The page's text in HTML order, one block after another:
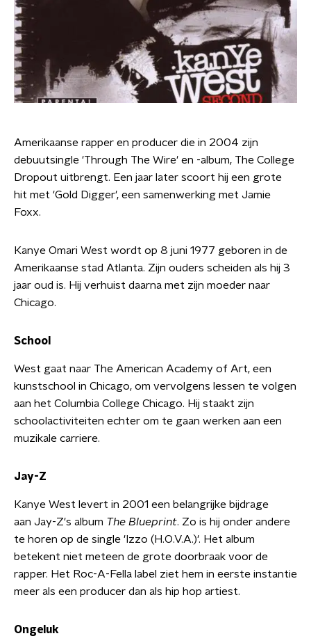
Amerikaanse rapper en producer die in 2004 zijn
debuutsingle 'Through The Wire' en -album, The College
Dropout uitbrengt. Een jaar later scoort hij een grote
hit met 'Gold Digger', een samenwerking met Jamie
Foxx.
Kanye Omari West wordt op 8 juni 1977 geboren in de
Amerikaanse stad Atlanta. Zijn ouders scheiden als hij 3
jaar oud is. Hij verhuist daarna met zijn moeder naar
Chicago.
School
West gaat naar The American Academy of Art, een
kunstschool in Chicago, om vervolgens lessen te volgen
aan het Columbia College Chicago. Hij staakt zijn
schoolactiviteiten echter om te gaan werken aan een
muzikale carriere.
Jay-Z
Kanye West levert in 2001 een belangrijke bijdrage
aan Jay-Z's album The Blueprint. Zo is hij onder andere
te horen op de single 'Izzo (H.O.V.A.)'. Het album
betekent niet meteen de grote doorbraak voor de
rapper. Het Roc-A-Fella label ziet hem in eerste instantie
meer als een producer dan als hip hop artiest.
Ongeluk